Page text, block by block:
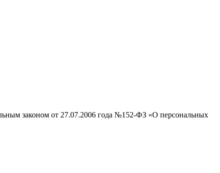
законом от 27.07.2006 года №152-ФЗ «О персональных